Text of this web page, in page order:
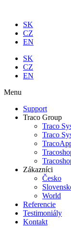
obsah
SK
CZ
EN
SK
CZ
EN
Menu
Support
Traco Group
Traco
Traco
Zákazníci
Česko
World
Referencie
Testimoniály
Kontakt